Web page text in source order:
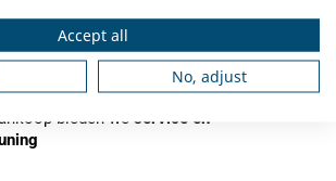
vanaf €250,-
advies van grootkeukenspecialisten
bieden we service en
Accept all
No, adjust